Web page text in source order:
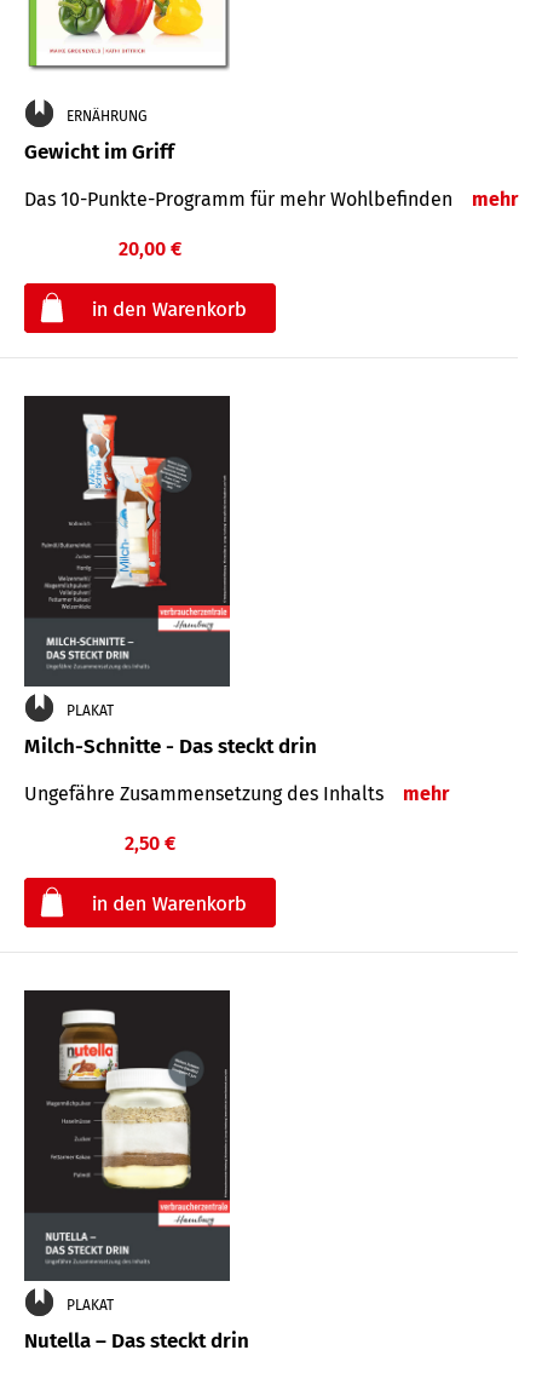
ERNÄHRUNG
Gewicht im Griff
Das 10-Punkte-Programm für mehr Wohlbefinden mehr
20,00 €
PLAKAT
Milch-Schnitte - Das steckt drin
Ungefähre Zu­sammen­setzung des Inhalts mehr
2,50 €
PLAKAT
Nutella – Das steckt drin